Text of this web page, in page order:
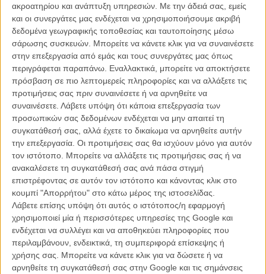
ακροατηρίου και ανάπτυξη υπηρεσιών. Με την άδειά σας, εμείς
και οι συνεργάτες μας ενδέχεται να χρησιμοποιήσουμε ακριβή
δεδομένα γεωγραφικής τοποθεσίας και ταυτοποίησης μέσω
σάρωσης συσκευών. Μπορείτε να κάνετε κλικ για να συναινέσετε
στην επεξεργασία από εμάς και τους συνεργάτες μας όπως
περιγράφεται παραπάνω. Εναλλακτικά, μπορείτε να αποκτήσετε
πρόσβαση σε πιο λεπτομερείς πληροφορίες και να αλλάξετε τις
προτιμήσεις σας πριν συναινέσετε ή να αρνηθείτε να
συναινέσετε. Λάβετε υπόψη ότι κάποια επεξεργασία των
προσωπικών σας δεδομένων ενδέχεται να μην απαιτεί τη
συγκατάθεσή σας, αλλά έχετε το δικαίωμα να αρνηθείτε αυτήν
την επεξεργασία. Οι προτιμήσεις σας θα ισχύουν μόνο για αυτόν
τον ιστότοπο. Μπορείτε να αλλάξετε τις προτιμήσεις σας ή να
ανακαλέσετε τη συγκατάθεσή σας ανά πάσα στιγμή
επιστρέφοντας σε αυτόν τον ιστότοπο και κάνοντας κλικ στο
κουμπί "Απορρήτου" στο κάτω μέρος της ιστοσελίδας.
Λάβετε επίσης υπόψη ότι αυτός ο ιστότοπος/η εφαρμογή
χρησιμοποιεί μία ή περισσότερες υπηρεσίες της Google και
ενδέχεται να συλλέγει και να αποθηκεύει πληροφορίες που
περιλαμβάνουν, ενδεικτικά, τη συμπεριφορά επίσκεψης ή
χρήσης σας. Μπορείτε να κάνετε κλικ για να δώσετε ή να
αρνηθείτε τη συγκατάθεσή σας στην Google και τις σημάνσεις
Βραβεία Ιρις 2026: Role play. Οι κατηγορίες Ηθοποιών
στο μικροσκόπιο του Flix
ΝΕΑ /14 ΙΟΥΝ/ Flix Team
Οσκαρ 2026: Ο θρίαμβος του «Μια Μάχη Μετά την
Αλλη», η χειρότερη νύχτα του Τίμοθι Σαλαμέ
ΝΕΑ /16 ΜΑΡ/ Flix Team
Οδηγός Επιβίωσης για το 66ο Διεθνές Φεστιβάλ
Κινηματογράφου της Θεσσαλονίκης
ΝΕΑ /29 ΟΚΤ/ Μανώλης Κρανάκης
66ο ΦΚΘ: Τιμητικός Χρυσός Αλέξανδρος και αφιέρωμα
στον Γιώργο Τσεμπερόπουλο
ΝΕΑ /09 ΣΕΠ/ Flix Team
Φεστιβάλ Δράμας 2025: «Παντάξενος» της Ευτυχίας
Ιωσηφίδου
ΘΕΜΑΤΑ /27 ΙΟΥΛ 2025/ Χρήστος Μπακατσέλος